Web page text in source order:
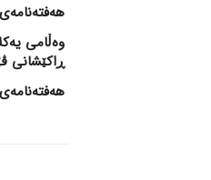
هەفتەنامەی
وەڵامی
ڕاکێشانی
هەفتەنامەی